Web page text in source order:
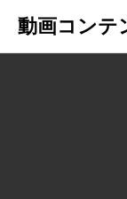
動画コンテ